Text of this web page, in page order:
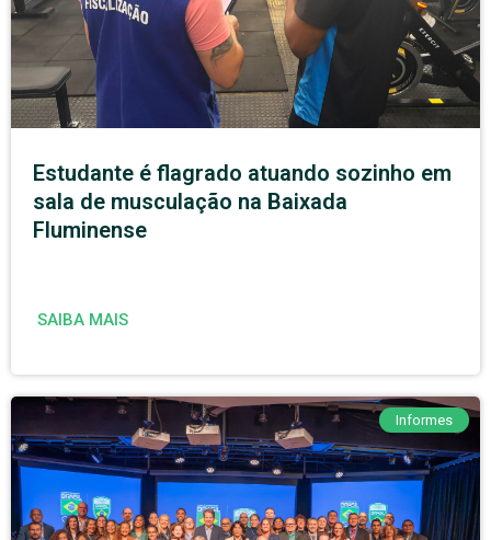
Estudante é flagrado atuando sozinho em
sala de musculação na Baixada
Fluminense
SAIBA MAIS
Informes